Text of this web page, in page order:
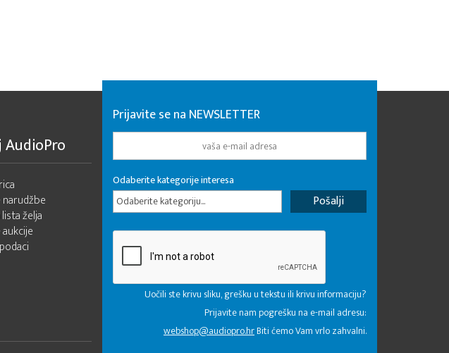
AudioPro
želja
Prijavite se na NEWSLETTER
Odaberite kategorije interesa
Odaberite kategoriju...
Uočili ste krivu sliku, grešku u tekstu ili krivu informaciju?
Prijavite nam pogrešku na e-mail adresu:
webshop@audiopro.hrBiti ćemo Vam vrlo zahvalni.